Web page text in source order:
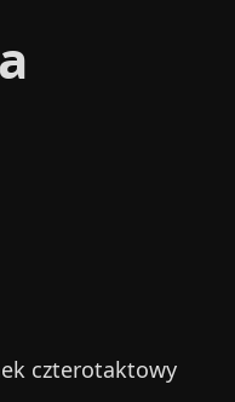
czterotaktowy